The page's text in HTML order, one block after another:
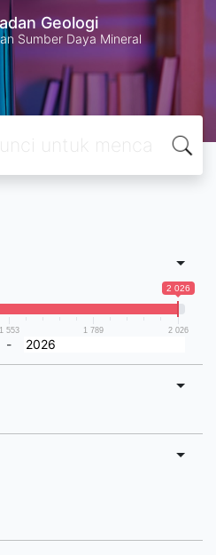
Geologi
Sumber Daya Mineral
2 026
1 553 1 789 2 026
-